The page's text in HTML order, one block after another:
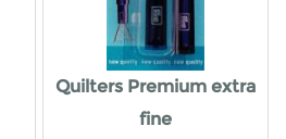
Quilters Premium extra
fine